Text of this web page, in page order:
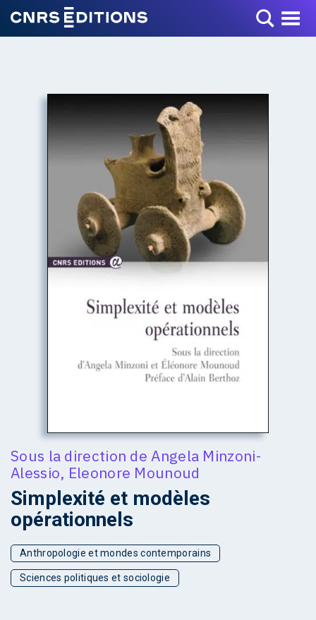
Toggle Menu
Sous la direction deAngela Minzoni-
Alessio, Eleonore Mounoud
Simplexité et modèles
opérationnels
Anthropologie et mondes contemporains
Sciences politiques et sociologie